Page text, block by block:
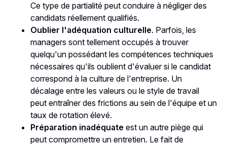
Ce type de partialité peut conduire à négliger des
candidats réellement qualifiés.
Oublier l'adéquation culturelle. Parfois, les
managers sont tellement occupés à trouver
quelqu'un possédant les compétences techniques
nécessaires qu'ils oublient d'évaluer si le candidat
correspond à la culture de l'entreprise. Un
décalage entre les valeurs ou le style de travail
peut entraîner des frictions au sein de l'équipe et un
taux de rotation élevé.
Préparation inadéquate est un autre piège qui
peut compromettre un entretien. Le fait de